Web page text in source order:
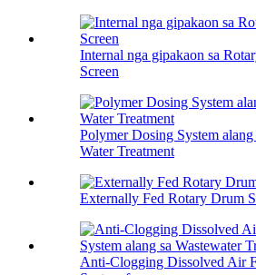
Internal nga gipakaon sa
Screen
Polymer Dosing System alang
Water Treatment
Externally Fed Rotary Drum
Anti-Clogging Dissolved Air